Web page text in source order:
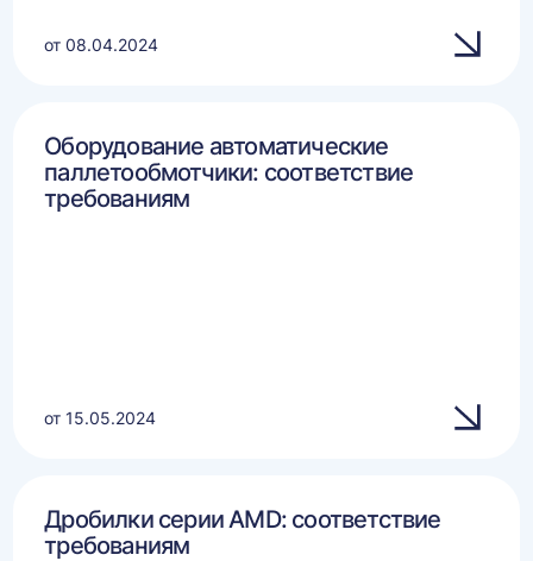
от 08.04.2024
Оборудование автоматические
паллетообмотчики: соответствие
требованиям
от 15.05.2024
Дробилки серии AMD: соответствие
требованиям